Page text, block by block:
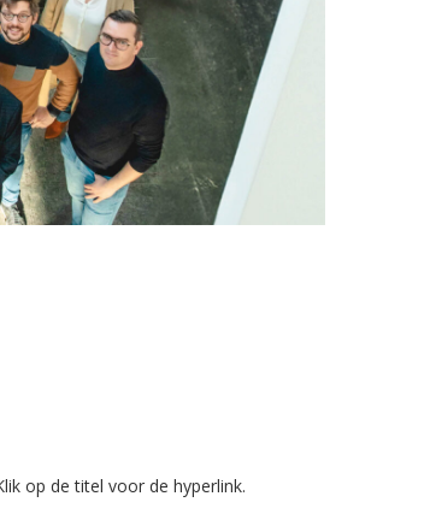
op de titel voor de hyperlink.